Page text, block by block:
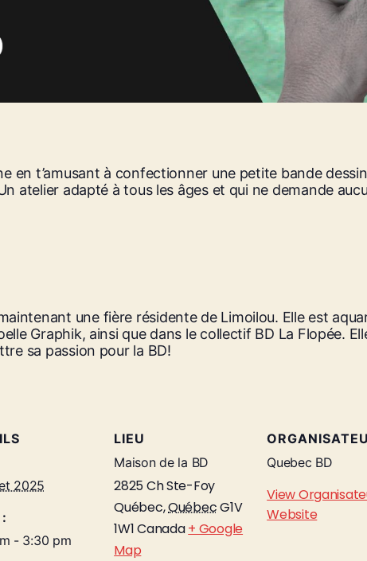
en t’amusant à confectionner une petite bande
atelier adapté à tous les âges et qui ne demande
une fière résidente de Limoilou. Elle est
Graphik, ainsi que dans le collectif BD La Flopée.
sa passion pour la BD!
2025
- 3:30 pm
LIEU
Maison de la BD
2825 Ch Ste-Foy
Québec,QuébecG1V
1W1Canada+ Google
Map
Quebec BD
View
Website